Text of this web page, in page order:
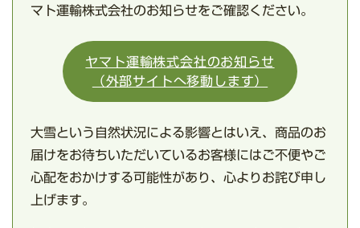
マト運輸株式会社のお知らせをご確認ください。
ヤマト運輸株式会社のお知らせ
（外部サイトへ移動します）
大雪という自然状況による影響とはいえ、商品のお
届けをお待ちいただいているお客様にはご不便やご
心配をおかけする可能性があり、心よりお詫び申し
上げます。